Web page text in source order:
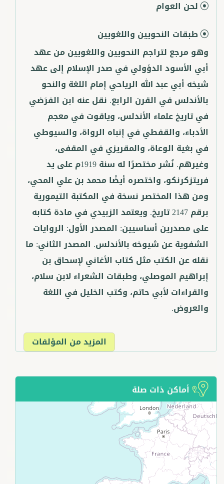
لحن العوام
طبقات النحويين واللغويين
وهو مرجع لتراجم النحويين واللغويين من عهد
أبي الأسود الدؤولي في صدر الإسلام إلى عهد
شيخه أبي عبد الله الرياحي إمام اللغة والنحو
بالأندلس في القرن الرابع. نقل عنه ابن الفرَضي
في تاريخ علماء الأندلس، وياقوت في معجم
الأدباء، والقفطي في إنباه الرواة، والسيوطي
في بغية الوعاة، والمقريزي في المقفى،
وغيرهم. نُشر مختصرًا له سنة 1919م على يد
فريتزكرنكو، واختصره أيضًا محمد بن علي المحي،
ومن هذا المختصر نسخة في المكتبة التيمورية
برقم 2147 تاريخ. ويعتمد الزبيدي في مادة كتابه
على مصدرين أساسيين: المصدر الأول: الروايات
الشفوية عن شيوخه بالأندلس. المصدر الثاني: ما
نقله عن الكتب مثل كتاب الأغاني لإسحاق بن
إبراهيم الموصلي، وطبقات الشعراء لابن سلام،
والقراءات لأبي حاتم، وكتب الخليل في اللغة
والعروض.
المزيد من المؤلفات
أماكن ذات صلة